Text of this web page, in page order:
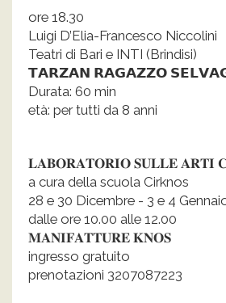
ore 18.30
Luigi D’Elia-Francesco Niccolini
Teatri di Bari e INTI (Brindisi)
𝗧𝗔𝗥𝗭𝗔𝗡 𝗥𝗔𝗚𝗔𝗭𝗭𝗢
Durata: 60 min
età: per tutti da 8 anni
𝐋𝐀𝐁𝐎𝐑𝐀𝐓𝐎𝐑𝐈𝐎 𝐒𝐔𝐋𝐋𝐄 𝐀𝐑𝐓𝐈
​​a cura della scuola Cirknos
28 e 30 Dicembre - 3 e 4
dalle ore 10.00 alle 12.00
𝐌𝐀𝐍𝐈𝐅𝐀𝐓𝐓𝐔𝐑𝐄 𝐊𝐍𝐎𝐒
ingresso gratuito
prenotazioni 3207087223